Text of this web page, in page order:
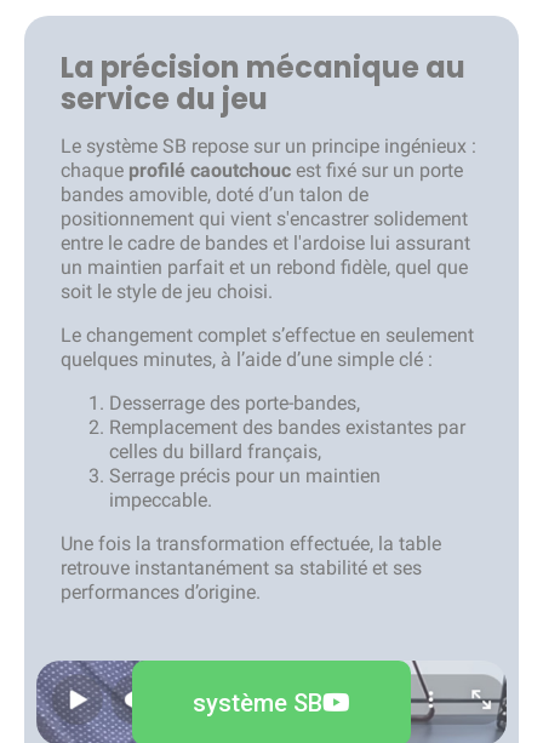
La précision mécanique au
service du jeu
Le système SB repose sur un principe ingénieux :
chaque profilé caoutchouc est fixé sur un porte
bandes amovible, doté d’un talon de
positionnement qui vient s'encastrer solidement
entre le cadre de bandes et l'ardoise lui assurant
un maintien parfait et un rebond fidèle, quel que
soit le style de jeu choisi.
Le changement complet s’effectue en seulement
quelques minutes, à l’aide d’une simple clé :
Desserrage des porte-bandes,
Remplacement des bandes existantes par
celles du billard français,
Serrage précis pour un maintien
impeccable.
Une fois la transformation effectuée, la table
retrouve instantanément sa stabilité et ses
performances d’origine.
système SB